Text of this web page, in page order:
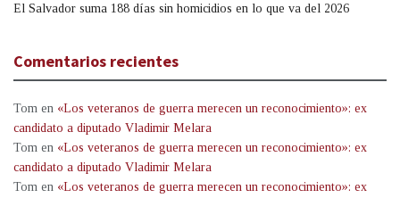
El Salvador suma 188 días sin homicidios en lo que va del 2026
Comentarios recientes
Tom en «Los veteranos de guerra merecen un reconocimiento»: ex
candidato a diputado Vladimir Melara
Tom en «Los veteranos de guerra merecen un reconocimiento»: ex
candidato a diputado Vladimir Melara
Tom en «Los veteranos de guerra merecen un reconocimiento»: ex